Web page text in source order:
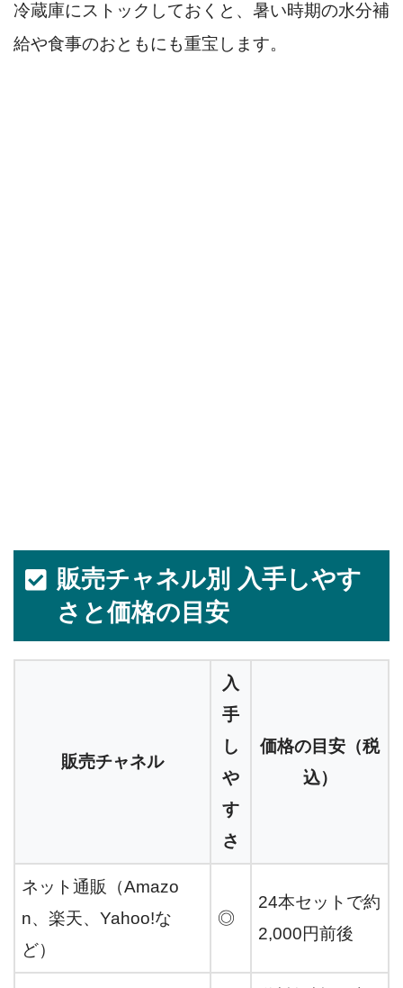
冷蔵庫にストックしておくと、暑い時期の水分補
給や食事のおともにも重宝します。
販売チャネル別 入手しやす
さと価格の目安
販売チャネル
入
手
し
や
す
さ
価格の目安（税
込）
ネット通販（Amazo
n、楽天、Yahoo!な
ど）
◎
24本セットで約
2,000円前後